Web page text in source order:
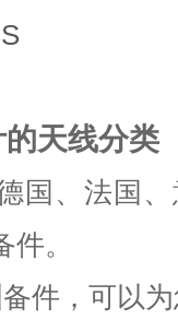
天线分类
国、法国
。
件，可以